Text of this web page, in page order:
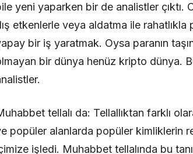
yeni yaparken bir de analistler
etkenlerle veya aldatma ile rahatlıkla
bir iş yaratmak. Oysa paranın
bir dünya henüz kripto dünya.
tellalı da: Tellallıktan farklı
popüler alanlarda popüler kimliklerin
işledi. Muhabbet tellalında bu